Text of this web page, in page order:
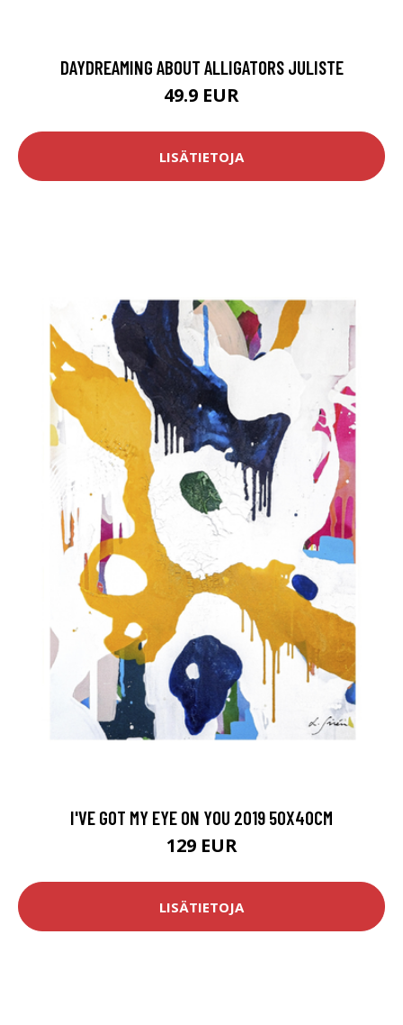
DAYDREAMING ABOUT ALLIGATORS JULISTE
49.9 EUR
LISÄTIETOJA
I'VE GOT MY EYE ON YOU 2019 50X40CM
129 EUR
LISÄTIETOJA